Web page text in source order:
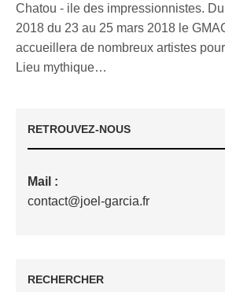
Chatou - ile des impressionnistes.
2018 du 23 au 25 mars 2018 le
accueillera de nombreux artistes
Lieu mythique…
RETROUVEZ-NOUS
Mail :
contact@joel-garcia.fr
RECHERCHER